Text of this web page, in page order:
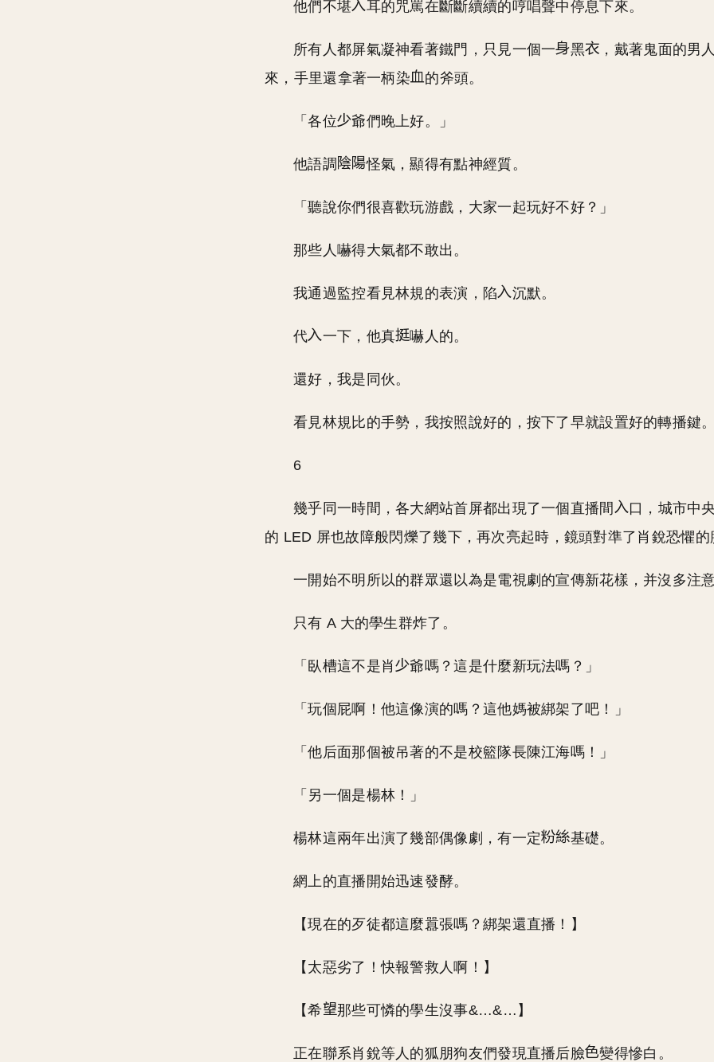
他們不堪 耳的咒罵在斷斷續續的哼唱聲中停息下來。
所有人都屏氣凝神看著鐵門，只見一個一 黑
，戴著鬼面的男
來，手里還拿著一柄染
的斧頭。
「各位 爺們晚上好。」
他語調 怪氣，顯得有點神經質。
「聽說你們很喜歡玩游戲，大家一起玩好不好？」
那些人嚇得大氣都不敢出。
我通過監控看見林規的表演，陷 沉默。
代 一下，他真 嚇人的。
還好，我是同伙。
看見林規比的手勢，我按照說好的，按下了早就設置好的轉播鍵。
6
幾乎同一時間，各大網站首屏都出現了一個直播間 口，城市中
的 LED 屏也故障般閃爍了幾下，再次亮起時，鏡頭對準了肖銳恐懼的
一開始不明所以的群眾還以為是電視劇的宣傳新花樣，并沒多注意
只有 A 大的學生群炸了。
「臥槽這不是肖 爺嗎？這是什麼新玩法嗎？」
「玩個屁啊！他這像演的嗎？這他媽被綁架了吧！」
「他后面那個被吊著的不是校籃隊長陳江海嗎！」
「另一個是楊林！」
楊林這兩年出演了幾部偶像劇，有一定 基礎。
網上的直播開始迅速發酵。
【現在的歹徒都這麼囂張嗎？綁架還直播！】
【太惡劣了！快報警救人啊！】
【希 那些可憐的學生沒事&…&…】
正在聯系肖銳等人的狐朋狗友們發現直播后臉 變得慘白。